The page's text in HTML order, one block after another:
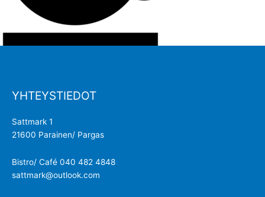
YHTEYSTIEDOT
Sattmark 1
21600 Parainen/ Pargas
Bistro/ Café 040 482 4848
sattmark@outlook.com